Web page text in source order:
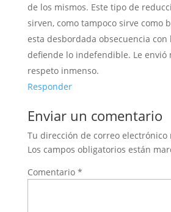
de los mismos. Este tipo de
sirven, como tampoco sirve como
esta desbordada obsecuencia con
defiende lo indefendible. Le envió
respeto inmenso.
Responder
Enviar un comentario
Tu dirección de correo electrónico
Los campos obligatorios están
Comentario *